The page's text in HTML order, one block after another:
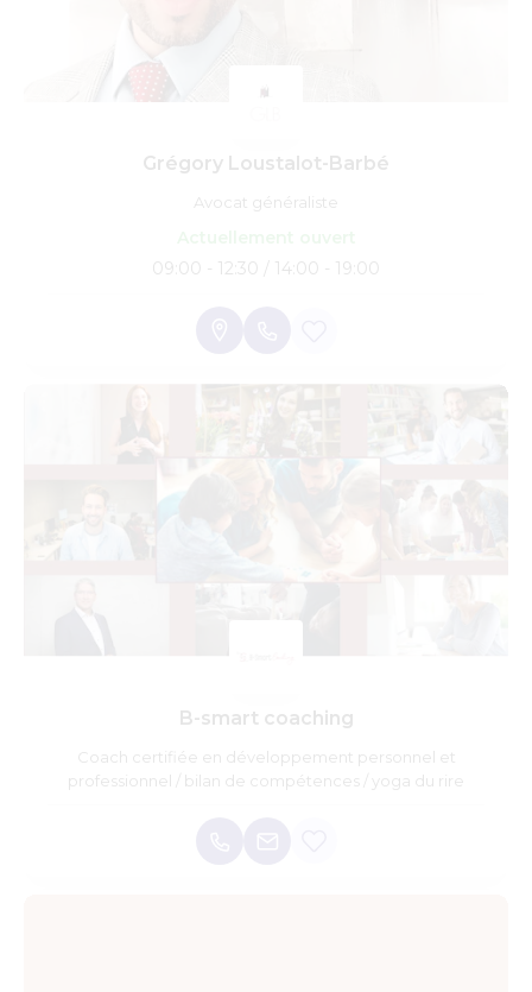
Grégory Loustalot-Barbé
Avocat généraliste
09:00 - 12:30 / 14:00 - 19:00
B-smart coaching
Coach certifiée en développement personnel et
professionnel / bilan de compétences / yoga du rire